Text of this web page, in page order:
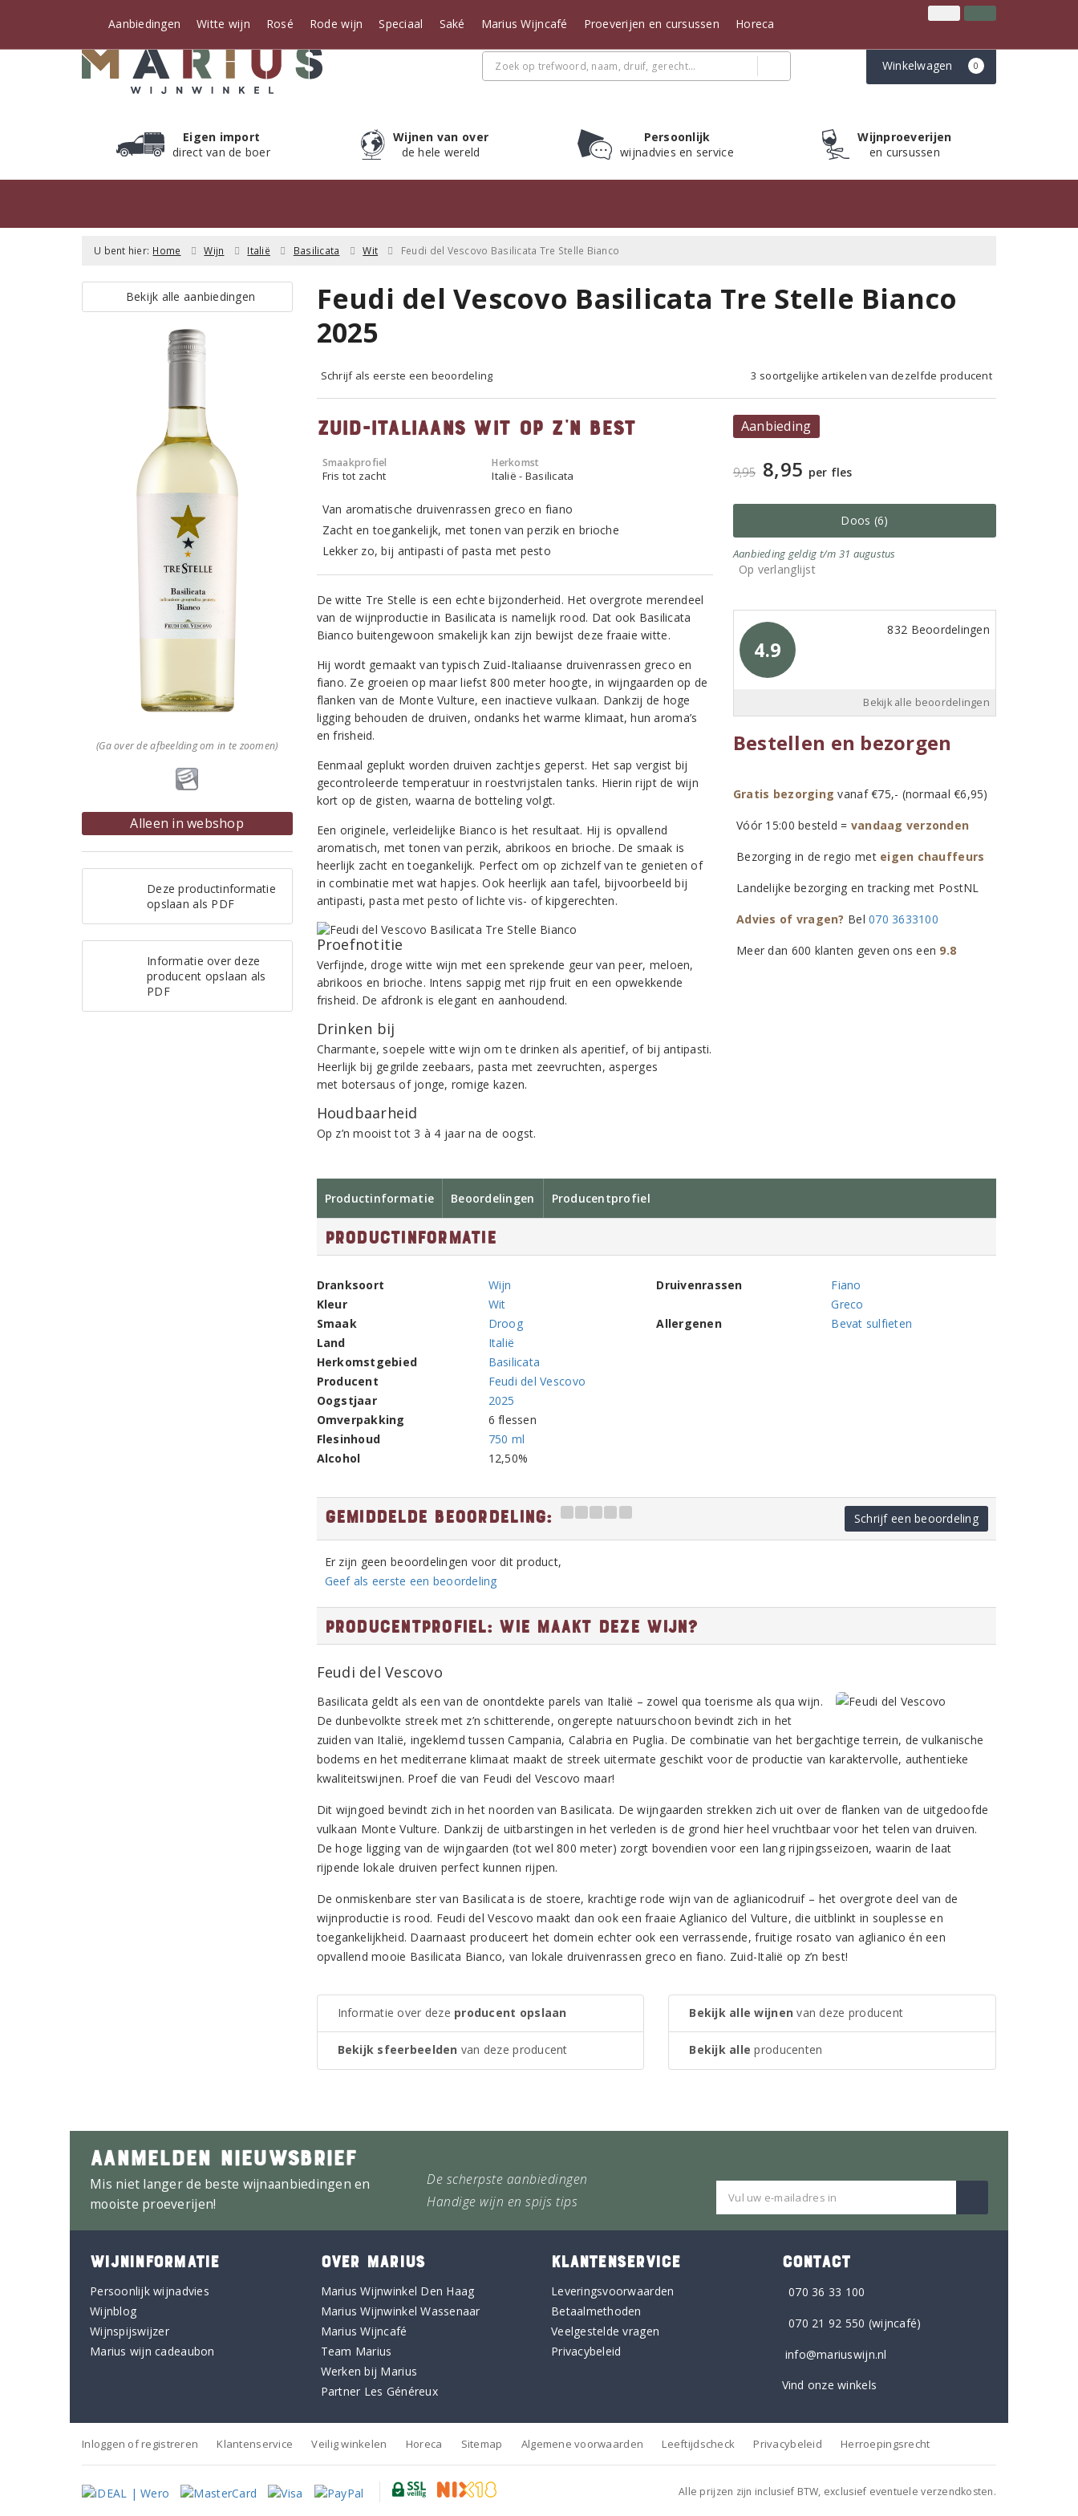
Klantenservice
Winkelwagen 0
Eigen import
direct van de boer
Wijnen van over
de hele wereld
Persoonlijk
wijnadvies en service
Wijnproeverijen
en cursussen
Aanbiedingen Witte wijn Rosé Rode wijn Speciaal Saké Marius Wijncafé Proeverijen en cursussen Horeca
U bent hier: Home Wijn Italië Basilicata Wit Feudi del Vescovo Basilicata Tre Stelle Bianco
Bekijk alle aanbiedingen
(Ga over de afbeelding om in te zoomen)
Alleen in webshop
Deze productinformatie
opslaan als PDF
Informatie over deze
producent opslaan als
PDF
Feudi del Vescovo Basilicata Tre Stelle Bianco
2025
Schrijf als eerste een beoordeling 3 soortgelijke artikelen van dezelfde producent
Zuid-Italiaans wit op z’n best
Smaakprofiel
Fris tot zacht
Herkomst
Italië - Basilicata
Van aromatische druivenrassen greco en fiano
Zacht en toegankelijk, met tonen van perzik en brioche
Lekker zo, bij antipasti of pasta met pesto
De witte Tre Stelle is een echte bijzonderheid. Het overgrote merendeel
van de wijnproductie in Basilicata is namelijk rood. Dat ook Basilicata
Bianco buitengewoon smakelijk kan zijn bewijst deze fraaie witte.
Hij wordt gemaakt van typisch Zuid-Italiaanse druivenrassen greco en
fiano. Ze groeien op maar liefst 800 meter hoogte, in wijngaarden op de
flanken van de Monte Vulture, een inactieve vulkaan. Dankzij de hoge
ligging behouden de druiven, ondanks het warme klimaat, hun aroma’s
en frisheid.
Eenmaal geplukt worden druiven zachtjes geperst. Het sap vergist bij
gecontroleerde temperatuur in roestvrijstalen tanks. Hierin rijpt de wijn
kort op de gisten, waarna de botteling volgt.
Een originele, verleidelijke Bianco is het resultaat. Hij is opvallend
aromatisch, met tonen van perzik, abrikoos en brioche. De smaak is
heerlijk zacht en toegankelijk. Perfect om op zichzelf van te genieten of
in combinatie met wat hapjes. Ook heerlijk aan tafel, bijvoorbeeld bij
antipasti, pasta met pesto of lichte vis- of kipgerechten.
Proefnotitie
Verfijnde, droge witte wijn met een sprekende geur van peer, meloen,
abrikoos en brioche. Intens sappig met rijp fruit en een opwekkende
frisheid. De afdronk is elegant en aanhoudend.
Drinken bij
Charmante, soepele witte wijn om te drinken als aperitief, of bij antipasti.
Heerlijk bij gegrilde zeebaars, pasta met zeevruchten, asperges
met botersaus of jonge, romige kazen.
Houdbaarheid
Op z’n mooist tot 3 à 4 jaar na de oogst.
Aanbieding
9,95 8,95 per fles
Doos (6)
Aanbieding geldig t/m 31 augustus
Op verlanglijst
4.9
832 Beoordelingen
Bekijk alle beoordelingen
Bestellen en bezorgen
Gratis bezorging vanaf €75,- (normaal €6,95)
Vóór 15:00 besteld = vandaag verzonden
Bezorging in de regio met eigen chauffeurs
Landelijke bezorging en tracking met PostNL
Advies of vragen? Bel070 3633100
Meer dan 600 klanten geven ons een 9.8
Productinformatie Beoordelingen Producentprofiel
Productinformatie
Dranksoort
Wijn
Kleur
Wit
Smaak
Droog
Land
Italië
Herkomstgebied
Basilicata
Producent
Feudi del Vescovo
Oogstjaar
2025
Omverpakking
6 flessen
Flesinhoud
750 ml
Alcohol
12,50%
Druivenrassen
Fiano
Greco
Allergenen
Bevat sulfieten
Gemiddelde beoordeling: Schrijf een beoordeling
Er zijn geen beoordelingen voor dit product,
Geef als eerste een beoordeling
Producentprofiel: Wie maakt deze wijn?
Feudi del Vescovo
Basilicata geldt als een van de onontdekte parels van Italië – zowel qua toerisme als qua wijn.
De dunbevolkte streek met z’n schitterende, ongerepte natuurschoon bevindt zich in het
zuiden van Italië, ingeklemd tussen Campania, Calabria en Puglia. De combinatie van het bergachtige terrein, de vulkanische
bodems en het mediterrane klimaat maakt de streek uitermate geschikt voor de productie van karaktervolle, authentieke
kwaliteitswijnen. Proef die van Feudi del Vescovo maar!
Dit wijngoed bevindt zich in het noorden van Basilicata. De wijngaarden strekken zich uit over de flanken van de uitgedoofde
vulkaan Monte Vulture. Dankzij de uitbarstingen in het verleden is de grond hier heel vruchtbaar voor het telen van druiven.
De hoge ligging van de wijngaarden (tot wel 800 meter) zorgt bovendien voor een lang rijpingsseizoen, waarin de laat
rijpende lokale druiven perfect kunnen rijpen.
De onmiskenbare ster van Basilicata is de stoere, krachtige rode wijn van de aglianicodruif – het overgrote deel van de
wijnproductie is rood. Feudi del Vescovo maakt dan ook een fraaie Aglianico del Vulture, die uitblinkt in souplesse en
toegankelijkheid. Daarnaast produceert het domein echter ook een verrassende, fruitige rosato van aglianico én een
opvallend mooie Basilicata Bianco, van lokale druivenrassen greco en fiano. Zuid-Italië op z’n best!
Informatie over deze producent opslaan
Bekijk sfeerbeelden van deze producent
Bekijk alle wijnen van deze producent
Bekijk alle producenten
AANMELDEN NIEUWSBRIEF
Mis niet langer de beste wijnaanbiedingen en
mooiste proeverijen!
De scherpste aanbiedingen
Handige wijn en spijs tips
WIJNINFORMATIE
Persoonlijk wijnadvies
Wijnblog
Wijnspijswijzer
Marius wijn cadeaubon
OVER MARIUS
Marius Wijnwinkel Den Haag
Marius Wijnwinkel Wassenaar
Marius Wijncafé
Team Marius
Werken bij Marius
Partner Les Généreux
KLANTENSERVICE
Leveringsvoorwaarden
Betaalmethoden
Veelgestelde vragen
Privacybeleid
CONTACT
070 36 33 100
070 21 92 550 (wijncafé)
info@mariuswijn.nl
Vind onze winkels
Inloggen of registreren Klantenservice Veilig winkelen Horeca Sitemap Algemene voorwaarden Leeftijdscheck Privacybeleid Herroepingsrecht
Alle prijzen zijn inclusief BTW, exclusief eventuele verzendkosten.